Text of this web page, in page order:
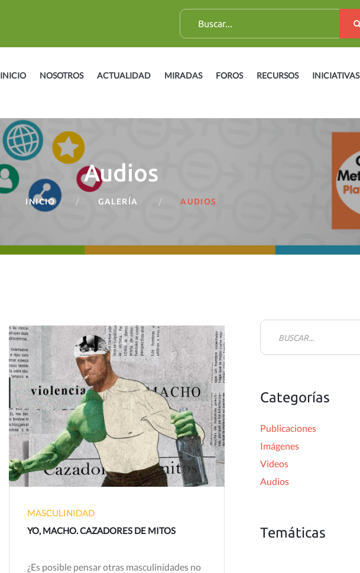
B
u
c
INICIO NOSOTROS ACTUALIDAD MIRADAS FOROS RECURSOS INICIATIVAS
Audios
INICIO GALERÍA AUDIOS
MASCULINIDAD
YO, MACHO. CAZADORES DE MITOS
¿Es posible pensar otras masculinidades no
B
a
:
Categorías
Publicaciones
Imágenes
Videos
Audios
Temáticas